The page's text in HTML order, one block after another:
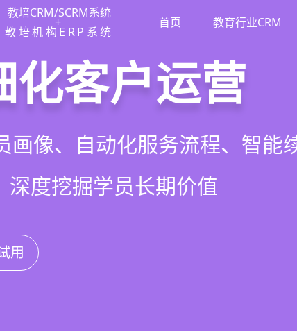
教培CRM/SCRM系统
+
教培机构ERP系统
首页 教育行业CRM
行业CRM
中心，打通从引流、转化、教学
的全生命周期增长引擎
用
销售漏斗
分配、标准化跟单、试听转化
高绩效招生团队
用
化客户运营
画像、自动化服务流程、智能
深度挖掘学员长期价值
用
招生与裂变
、小程序商城、丰富裂变
低成本口碑增长
用